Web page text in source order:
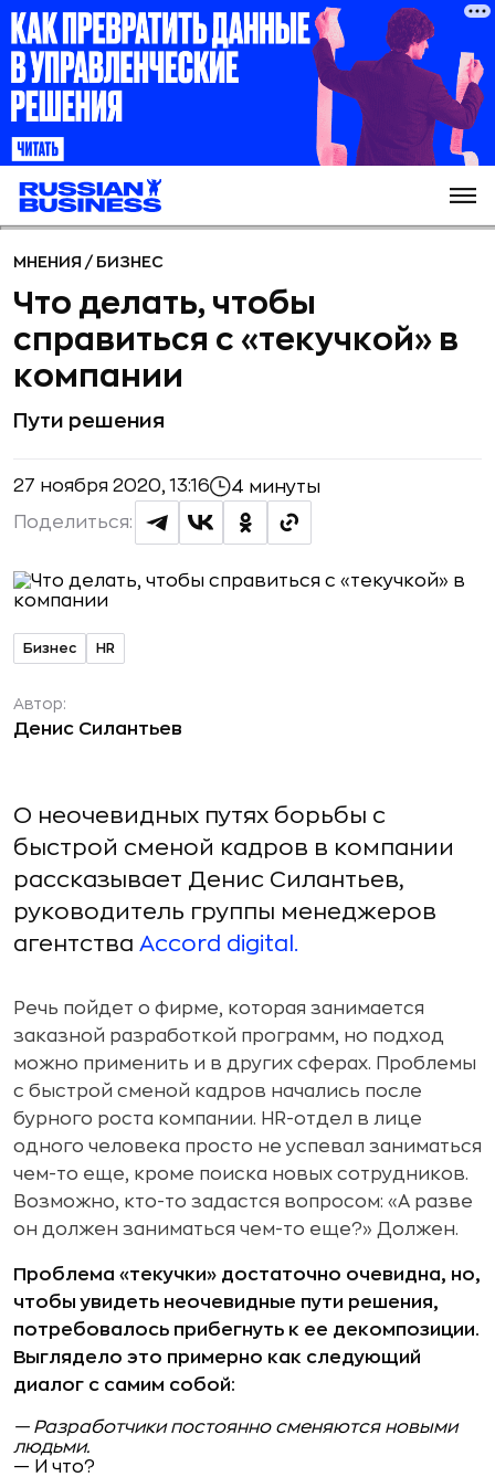
МНЕНИЯ / БИЗНЕС
Что делать, чтобы
справиться с «текучкой» в
компании
Пути решения
27 ноября 2020, 13:16 4 минуты
Поделиться:
Бизнес HR
Автор:
Денис Силантьев
О неочевидных путях борьбы с
быстрой сменой кадров в компании
рассказывает Денис Силантьев,
руководитель группы менеджеров
агентства Accord digital.
Речь пойдет о фирме, которая занимается
заказной разработкой программ, но подход
можно применить и в других сферах. Проблемы
с быстрой сменой кадров начались после
бурного роста компании. HR-отдел в лице
одного человека просто не успевал заниматься
чем-то еще, кроме поиска новых сотрудников.
Возможно, кто-то задастся вопросом: «А разве
он должен заниматься чем-то еще?» Должен.
Проблема «текучки» достаточно очевидна, но,
чтобы увидеть неочевидные пути решения,
потребовалось прибегнуть к ее декомпозиции.
Выглядело это примерно как следующий
диалог с самим собой:
— Разработчики постоянно сменяются новыми
людьми.
— И что?